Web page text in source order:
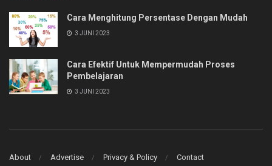
Cara Menghitung Persentase Dengan Mudah
3 JUNI 2023
Cara Efektif Untuk Mempermudah Proses
Pembelajaran
3 JUNI 2023
About Advertise Privacy & Policy Contact